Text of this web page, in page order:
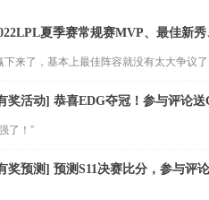
夏季赛常规赛MVP、最佳新
来了，基本上最佳阵容就没有太大争议
奖活动] 恭喜EDG夺冠！参与评论
了！”
奖预测] 预测S11决赛比分，参与评